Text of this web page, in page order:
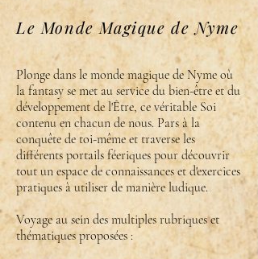
Le Monde Magique de Nyme
Plonge dans le monde magique de Nyme où
la fantasy se met au service du bien-être et du
développement de l'Être, ce véritable Soi
contenu en chacun de nous. Pars à la
conquête de toi-même et traverse les
différents portails féeriques pour découvrir
tout un espace de connaissances et d'exercices
pratiques à utiliser de manière ludique.
Voyage au sein des multiples rubriques et
thématiques proposées :